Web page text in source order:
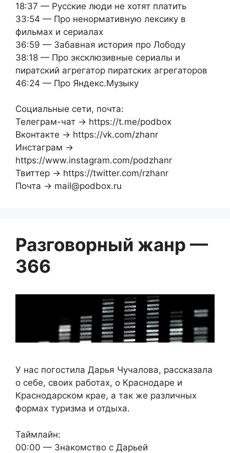
18:37 — Русские люди не хотят платить
33:54 — Про ненормативную лексику в
фильмах и сериалах
36:59 — Забавная история про Лободу
38:18 — Про эксклюзивные сериалы и
пиратский агрегатор пиратских агрегаторов
46:24 — Про Яндекс.Музыку
Социальные сети, почта:
Телеграм-чат → https://t.me/podbox
Вконтакте → https://vk.com/zhanr
Инстаграм →
https://www.instagram.com/podzhanr
Твиттер → https://twitter.com/rzhanr
Почта → mail@podbox.ru
Разговорный жанр —
366
У нас погостила Дарья Чучалова, рассказала
о себе, своих работах, о Краснодаре и
Краснодарском крае, а так же различных
формах туризма и отдыха.
Таймлайн:
00:00 — Знакомство с Дарьей